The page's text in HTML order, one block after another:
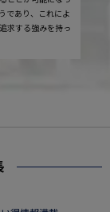
であり、これによ
求する強みを持っ